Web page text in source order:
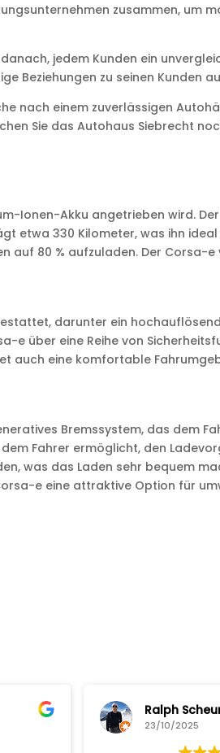
zusammen, um
jedem Kunden ein
Beziehungen zu seinen Kunden
nach einem zuverlässigen
Sie das Autohaus Siebrecht
Ionen-Akku angetrieben wird.
etwa 330 Kilometer, was ihn
80 % aufzuladen. Der Corsa-
darunter ein
über eine Reihe von
eine komfortable
Bremssystem, das dem
Fahrer ermöglicht, den
was das Laden sehr bequem
e eine attraktive Option für
Ralph Scheurich
23/10/2025